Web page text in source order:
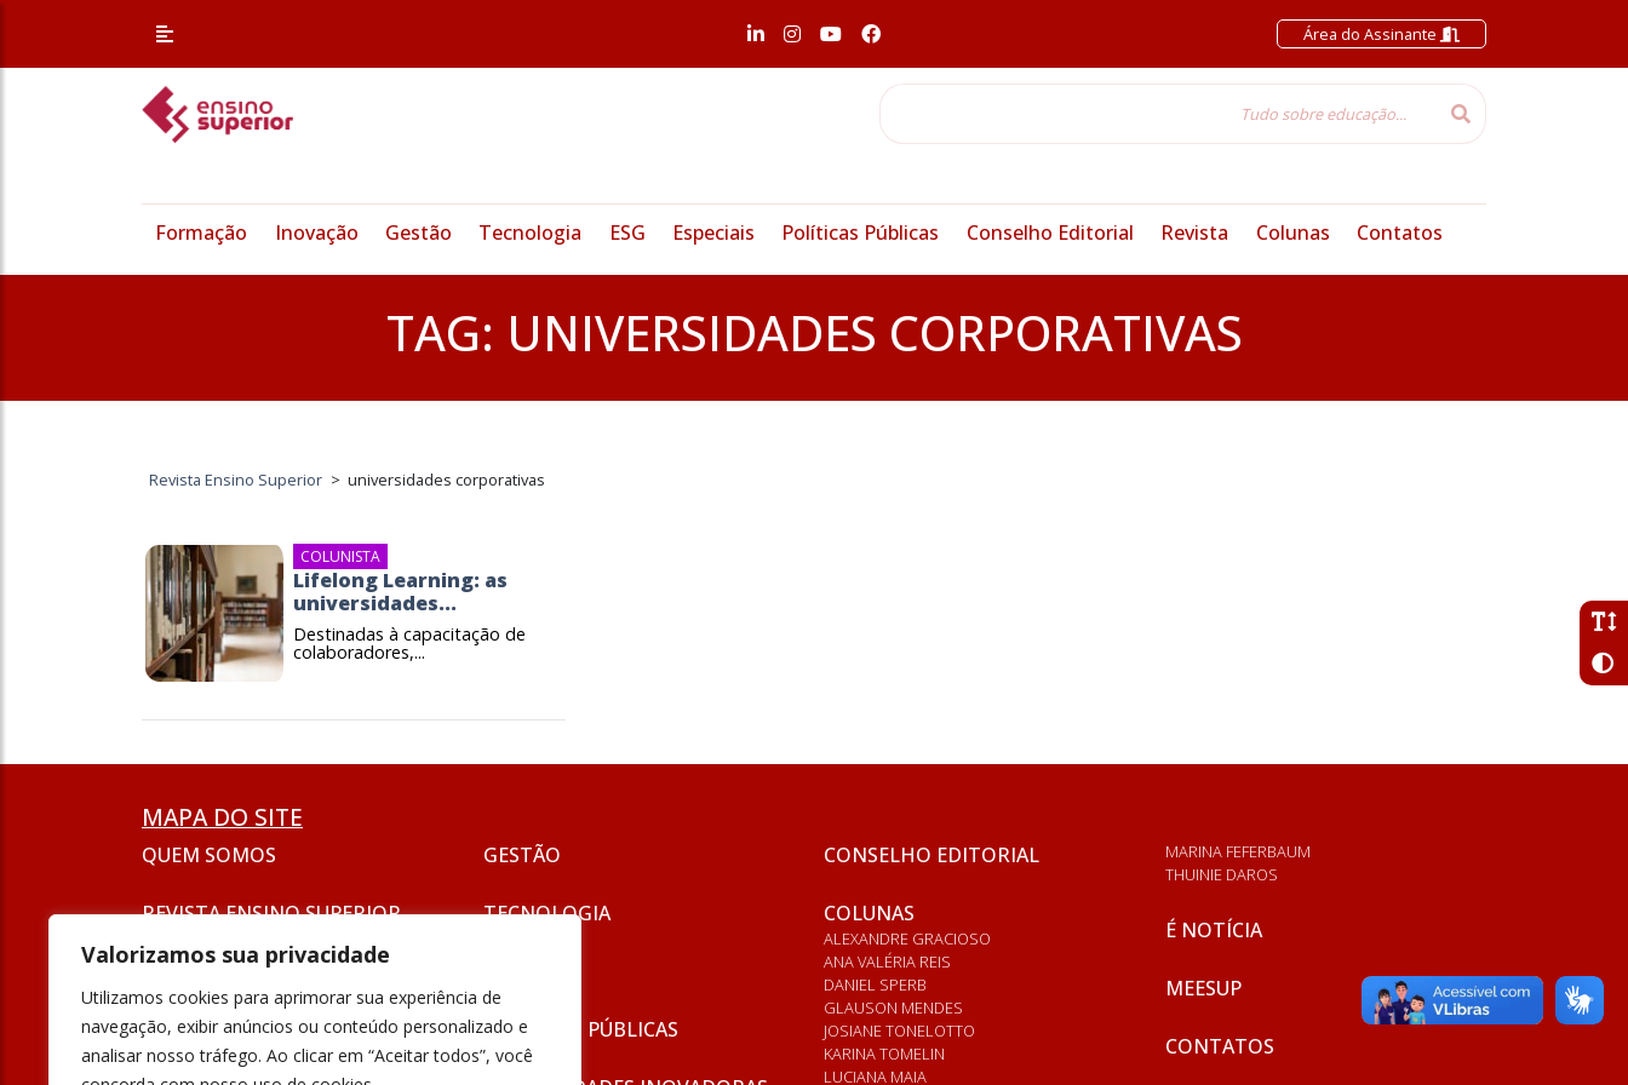
Valorizamos sua privacidade
Utilizamos cookies para aprimorar sua experiência de
navegação, exibir anúncios ou conteúdo personalizado e
analisar nosso tráfego. Ao clicar em “Aceitar todos”, você
Área do Assinante
Formação Inovação Gestão Tecnologia ESG Especiais Políticas Públicas Conselho Editorial Revista Colunas Contatos
TAG: UNIVERSIDADES CORPORATIVAS
Revista Ensino Superior > universidades corporativas
COLUNISTA
Lifelong Learning: as
universidades...
Destinadas à capacitação de
colaboradores,...
MAPA DO SITE
QUEM SOMOS
REVISTA ENSINO SUPERIOR
SEJA UM ANUNCIANTE
FORMAÇÃO
INOVAÇÃO
GESTÃO
TECNOLOGIA
POLÍTICAS PÚBLICAS
CONSELHO EDITORIAL
COLUNAS
ALEXANDRE GRACIOSO
ANA VALÉRIA REIS
DANIEL SPERB
GLAUSON MENDES
JOSIANE TONELOTTO
KARINA TOMELIN
LUCIANA MAIA
MARINA FEFERBAUM
THUINIE DAROS
É NOTÍCIA
MEESUP
CONTATOS